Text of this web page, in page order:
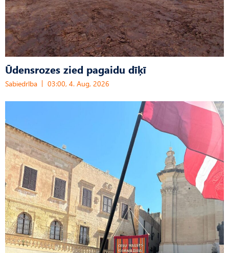
Ūdensrozes zied pagaidu dīķī
Sabiedrība 03:00, 4. Aug, 2026